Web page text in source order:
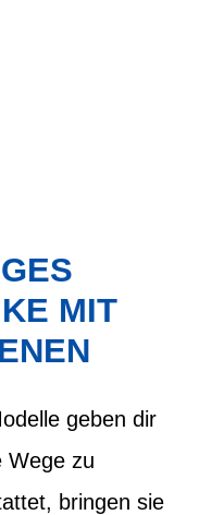
MIT
geben dir
Wege zu
bringen sie